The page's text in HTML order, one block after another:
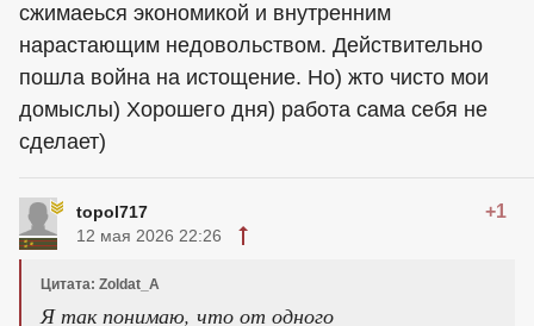
сжимаеься экономикой и внутренним
нарастающим недовольством. Действительно
пошла война на истощение. Но) жто чисто мои
домыслы) Хорошего дня) работа сама себя не
сделает)
topol717 +1
12 мая 2026 22:26
Цитата: Zoldat_A
Я так понимаю, что от одного